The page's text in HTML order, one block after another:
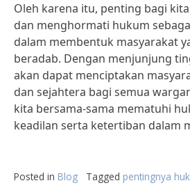
Oleh karena itu, penting bagi
dan menghormati hukum
dalam membentuk masyarakat
beradab. Dengan menjunjung
akan dapat menciptakan
dan sejahtera bagi semua
kita bersama-sama mematuhi
keadilan serta ketertiban dalam
Posted in Blog Tagged pentingnya